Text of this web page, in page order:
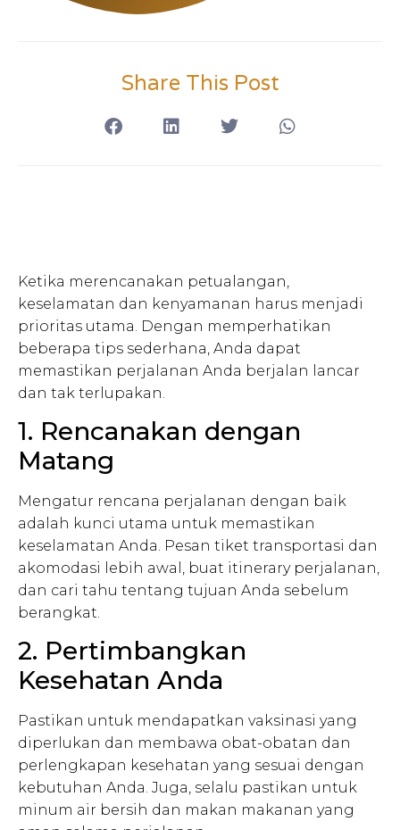
Share This Post
Ketika merencanakan petualangan,
keselamatan dan kenyamanan harus menjadi
prioritas utama. Dengan memperhatikan
beberapa tips sederhana, Anda dapat
memastikan perjalanan Anda berjalan lancar
dan tak terlupakan.
1. Rencanakan dengan
Matang
Mengatur rencana perjalanan dengan baik
adalah kunci utama untuk memastikan
keselamatan Anda. Pesan tiket transportasi dan
akomodasi lebih awal, buat itinerary perjalanan,
dan cari tahu tentang tujuan Anda sebelum
berangkat.
2. Pertimbangkan
Kesehatan Anda
Pastikan untuk mendapatkan vaksinasi yang
diperlukan dan membawa obat-obatan dan
perlengkapan kesehatan yang sesuai dengan
kebutuhan Anda. Juga, selalu pastikan untuk
minum air bersih dan makan makanan yang